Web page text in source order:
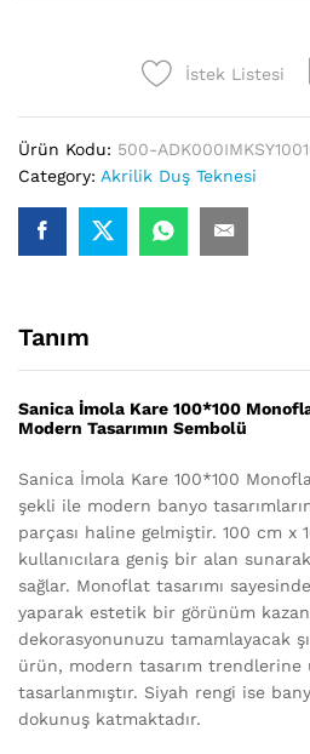
İstek Listesi
Ürün Kodu: 500-
Category: Akrilik Duş Teknesi
Tanım
Sanica İmola Kare 100*100
Modern Tasarımın Sembolü
Sanica İmola Kare 100*100
şekli ile modern banyo
parçası haline gelmiştir. 100 cm x
kullanıcılara geniş bir alan
sağlar. Monoflat tasarımı
yaparak estetik bir görünüm
dekorasyonunuzu tamamlayacak
ürün, modern tasarım trendlerine
tasarlanmıştır. Siyah rengi ise
dokunuş katmaktadır.